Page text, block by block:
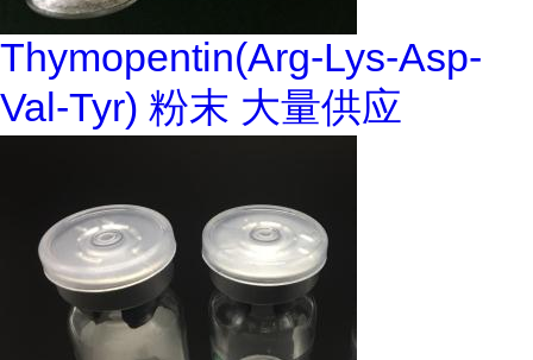
Thymopentin(Arg-Lys-Asp-
Val-Tyr) 粉末 大量供应